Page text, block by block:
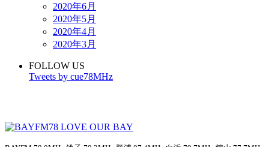
2020年6月
2020年5月
2020年4月
2020年3月
FOLLOW US
Tweets by cue78MHz